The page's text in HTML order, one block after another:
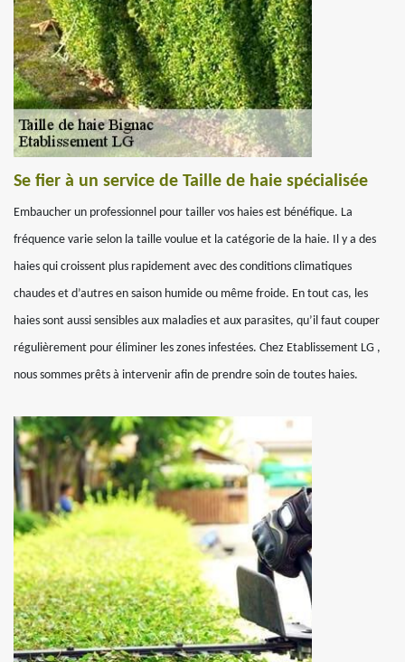
Se fier à un service de Taille de haie spécialisée
Embaucher un professionnel pour tailler vos haies est bénéfique. La
fréquence varie selon la taille voulue et la catégorie de la haie. Il y a des
haies qui croissent plus rapidement avec des conditions climatiques
chaudes et d’autres en saison humide ou même froide. En tout cas, les
haies sont aussi sensibles aux maladies et aux parasites, qu’il faut couper
régulièrement pour éliminer les zones infestées. Chez Etablissement LG ,
nous sommes prêts à intervenir afin de prendre soin de toutes haies.